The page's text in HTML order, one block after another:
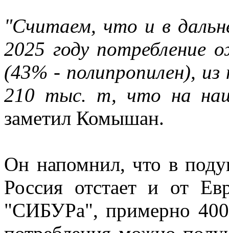
"Считаем, что и в
2025 году потребление
(43% - полипропилен),
210 тыс. т, что на
заметил Комышан.
Он напомнил, что в
Россия отстает и от
"СИБУРа", примерно 400